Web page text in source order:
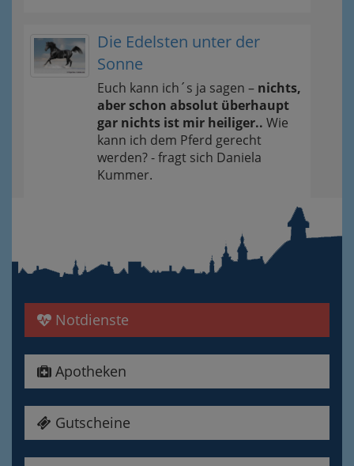
Die Edelsten unter der
Sonne
Euch kann ich´s ja sagen – nichts,
aber schon absolut überhaupt
gar nichts ist mir heiliger.. Wie
kann ich dem Pferd gerecht
werden? - fragt sich Daniela
Kummer.
Notdienste
Apotheken
Gutscheine